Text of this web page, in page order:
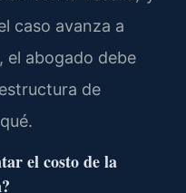
caso avanza a
el abogado debe
de
el costo de la